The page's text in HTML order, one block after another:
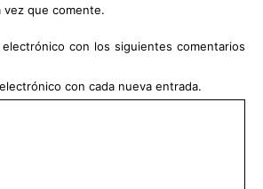
vez que comente.
con los siguientes comentarios
con cada nueva entrada.